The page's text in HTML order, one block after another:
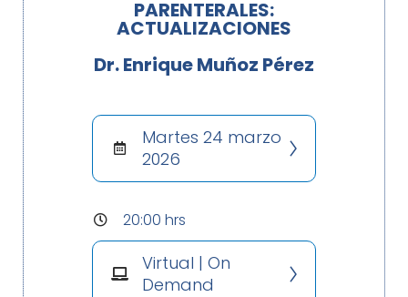
PARENTERALES:
ACTUALIZACIONES
Dr. Enrique Muñoz Pérez
Martes 24 marzo
2026
20:00 hrs
Virtual | On
Demand